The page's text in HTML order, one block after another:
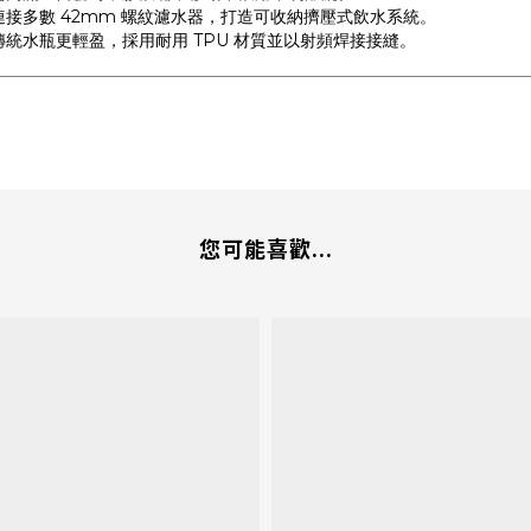
接多數 42mm 螺紋濾水器，打造可收納擠壓式飲水系統。
統水瓶更輕盈，採用耐用 TPU 材質並以射頻焊接接縫。
您可能喜歡...